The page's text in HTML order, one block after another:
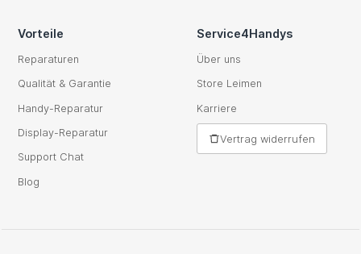
Vorteile
Reparaturen
Qualität & Garantie
Handy-Reparatur
Display-Reparatur
Support Chat
Blog
Service4Handys
Über uns
Store Leimen
Karriere
Vertrag widerrufen